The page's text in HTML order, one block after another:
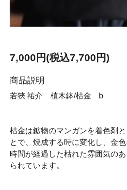
7,000円(税込7,700円)
商品説明
若狹 祐介 植木鉢/枯金 b
枯金は鉱物のマンガンを着色剤
とで、焼成する時に変化し、金色
時間が経過した枯れた雰囲気の
られています。